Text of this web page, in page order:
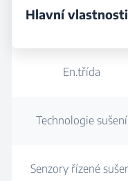
Hlavní vlastnosti
En.třída
Technologie sušení
Senzory řízené